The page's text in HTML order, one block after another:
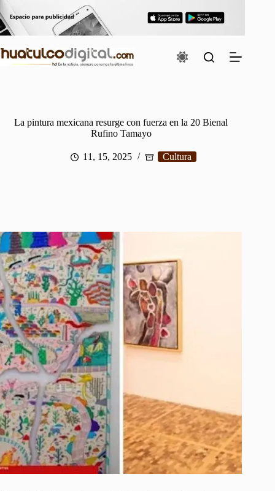
al
contenido
La pintura mexicana resurge con fuerza en la 20 Bienal
Rufino Tamayo
11, 15, 2025 Cultura